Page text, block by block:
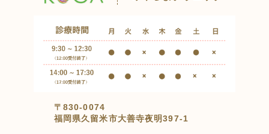
〒830-0074
福岡県久留米市大善寺夜明397-1